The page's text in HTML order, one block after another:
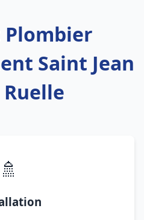
Plombier
Saint Jean
🚿